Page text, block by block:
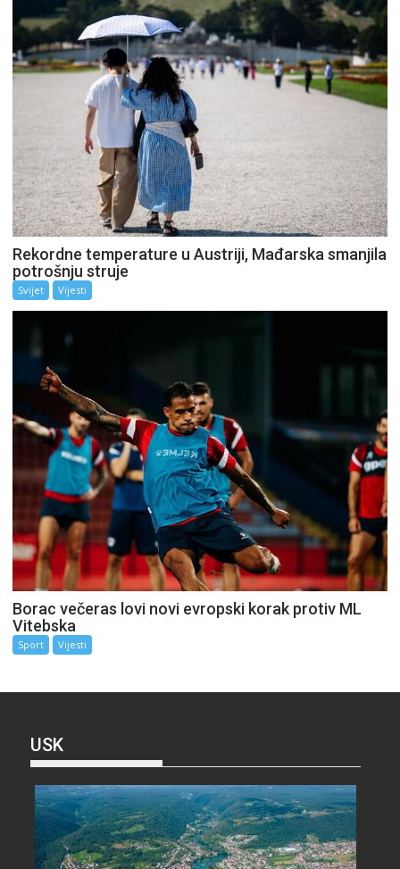
Rekordne temperature u Austriji, Mađarska smanjila
potrošnju struje
Svijet Vijesti
Borac večeras lovi novi evropski korak protiv ML
Vitebska
Sport Vijesti
USK